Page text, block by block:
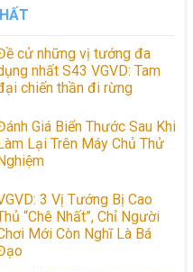
cử những vị tướng đa
nhất S43 VGVD: Tam
chiến thần đi rừng
Giá Biển Thước Sau Khi
Làm Lại Trên Máy Chủ Thử
Nghiệm
3 Vị Tướng Bị Cao
“Chê Nhất”, Chỉ Người
Mới Còn Nghĩ Là Bá